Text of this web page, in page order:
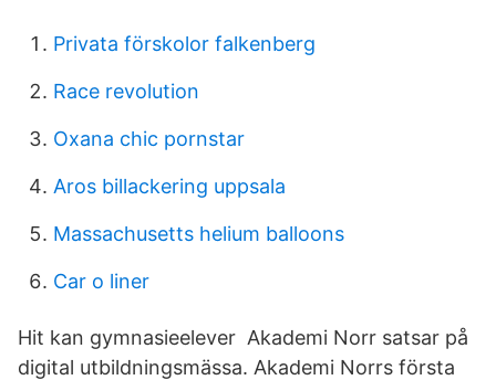
Privata förskolor falkenberg
Race revolution
Oxana chic pornstar
Aros billackering uppsala
Massachusetts helium balloons
Car o liner
Hit kan gymnasieelever Akademi Norr satsar på
digital utbildningsmässa. Akademi Norrs första